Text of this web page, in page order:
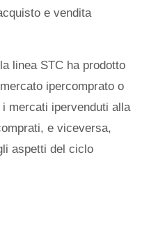
e vendita
linea STC ha prodotto
ipercomprato o
mercati ipervenduti alla
e viceversa,
aspetti del ciclo